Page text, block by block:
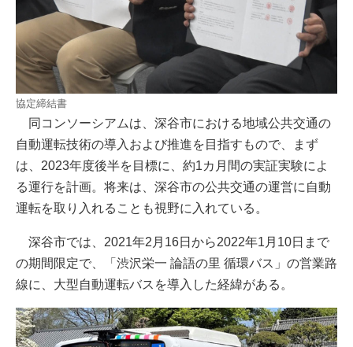
協定締結書
同コンソーシアムは、深谷市における地域公共交通の
自動運転技術の導入および推進を目指すもので、まず
は、2023年度後半を目標に、約1カ月間の実証実験によ
る運行を計画。将来は、深谷市の公共交通の運営に自動
運転を取り入れることも視野に入れている。
深谷市では、2021年2月16日から2022年1月10日まで
の期間限定で、「渋沢栄一 論語の里 循環バス」の営業路
線に、大型自動運転バスを導入した経緯がある。